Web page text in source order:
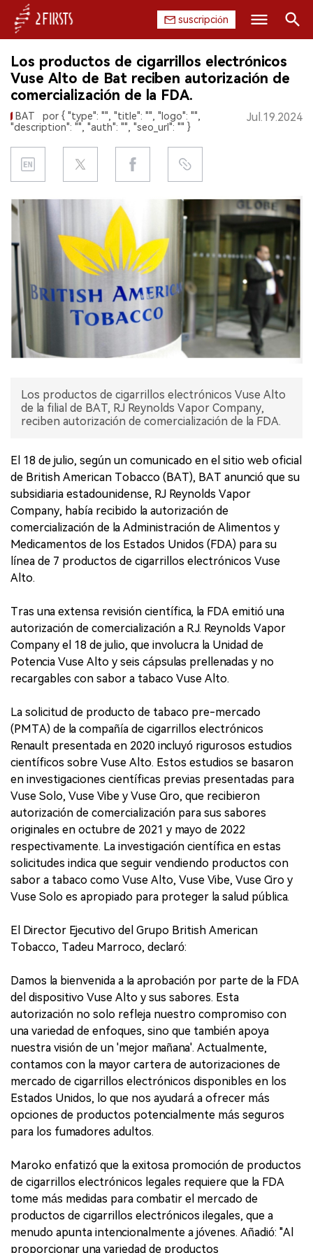
suscripción
INICIO
EMPRESA
REGULACIÓN
CHINA
EXPOSICIÓN
ENTREVISTA
Buscar
Los productos de cigarrillos electrónicos
Vuse Alto de Bat reciben autorización de
comercialización de la FDA.
BAT
por { "type": "", "title": "", "logo": "",
"description": "", "auth": "", "seo_url": "" }
Jul.19.2024
Los productos de cigarrillos electrónicos Vuse Alto
de la filial de BAT, RJ Reynolds Vapor Company,
reciben autorización de comercialización de la FDA.
El 18 de julio, según un comunicado en el sitio web oficial
de British American Tobacco (BAT), BAT anunció que su
subsidiaria estadounidense, RJ Reynolds Vapor
Company, había recibido la autorización de
comercialización de la Administración de Alimentos y
Medicamentos de los Estados Unidos (FDA) para su
línea de 7 productos de cigarrillos electrónicos Vuse
Alto.
Tras una extensa revisión científica, la FDA emitió una
autorización de comercialización a R.J. Reynolds Vapor
Company el 18 de julio, que involucra la Unidad de
Potencia Vuse Alto y seis cápsulas prellenadas y no
recargables con sabor a tabaco Vuse Alto.
La solicitud de producto de tabaco pre-mercado
(PMTA) de la compañía de cigarrillos electrónicos
Renault presentada en 2020 incluyó rigurosos estudios
científicos sobre Vuse Alto. Estos estudios se basaron
en investigaciones científicas previas presentadas para
Vuse Solo, Vuse Vibe y Vuse Ciro, que recibieron
autorización de comercialización para sus sabores
originales en octubre de 2021 y mayo de 2022
respectivamente. La investigación científica en estas
solicitudes indica que seguir vendiendo productos con
sabor a tabaco como Vuse Alto, Vuse Vibe, Vuse Ciro y
Vuse Solo es apropiado para proteger la salud pública.
El Director Ejecutivo del Grupo British American
Tobacco, Tadeu Marroco, declaró:
Damos la bienvenida a la aprobación por parte de la FDA
del dispositivo Vuse Alto y sus sabores. Esta
autorización no solo refleja nuestro compromiso con
una variedad de enfoques, sino que también apoya
nuestra visión de un 'mejor mañana'. Actualmente,
contamos con la mayor cartera de autorizaciones de
mercado de cigarrillos electrónicos disponibles en los
Estados Unidos, lo que nos ayudará a ofrecer más
opciones de productos potencialmente más seguros
para los fumadores adultos.
Maroko enfatizó que la exitosa promoción de productos
de cigarrillos electrónicos legales requiere que la FDA
tome más medidas para combatir el mercado de
productos de cigarrillos electrónicos ilegales, que a
menudo apunta intencionalmente a jóvenes. Añadió: "Al
proporcionar una variedad de productos